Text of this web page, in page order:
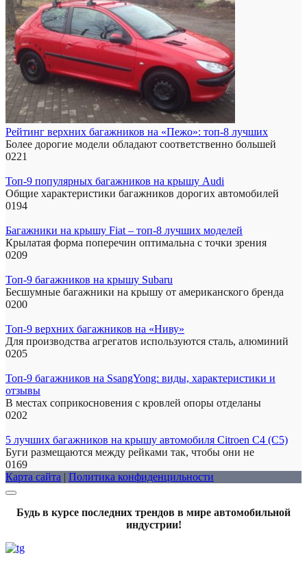
Рейтинг верхних багажников на «Пежо»: топ-8 лучших
Более дорогие модели обладают соответственно большей
0221
Топ-9 популярных багажников на крышу Audi
Общие характеристики багажников дорогих автомобилей
0194
Багажники на крышу Fiat – топ-8 лучших моделей
Крылатая форма поперечин оптимальна с точки зрения
0209
Топ-9 багажников на крышу Subaru
Бесшумные багажники на крышу от американского бренда
0200
Топ-9 верхних багажников на «Ниву»
Для производства агрегатов используются сталь, алюминий
0205
Топ-9 багажников на SsangYong: виды, характеристики и
отзывы
В местах соприкосновения с кровлей опоры отделаны
0202
5 лучших багажников на крышу автомобиля Citroen C4 (C5)
Буги размещаются между рейками так, чтобы они не
0169
Карта сайта | Политика конфиденцильности
Будь в курсе последних трендов в мире автомобильной
индустрии!